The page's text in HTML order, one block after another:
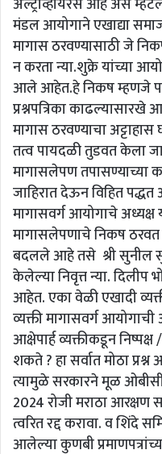
अल्ट्राव्हायरस आहे असे
मंडल आयोगाने एखाद्या
मागास ठरवण्यासाठी जे
न करता न्या.शुक्रे यांच्या
आले आहेत.हे निकष म्हणजे
प्रश्नपत्रिका
मागास ठरवण्याचा
तत्व पायदळी तुडवत केला
मागासलेपण तपासण्याच्या
जाहिरात देऊन विहित
मागासवर्ग आयोगाचे अध्यक्ष
मागासलेपणाचे निकष ठरवत
बदलले आहे तसे श्री सुनील
केलेल्या निवृत्त न्या. दिलीप
आहेत. एका वेळी एखादी
व्यक्ती मागासवर्ग
आक्षेपार्ह व्यक्तीकडून
शकते ? हा सर्वात मोठा प्रश्न
त्यामुळे सरकारने मूळ
2024 रोजी मराठा
त्वरित रद्द करावा. व शिंदे
आलेल्या कुणबी